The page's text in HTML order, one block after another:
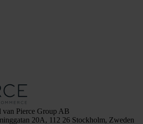
van Pierce Group AB
20A, 112 26 Stockholm, Zweden